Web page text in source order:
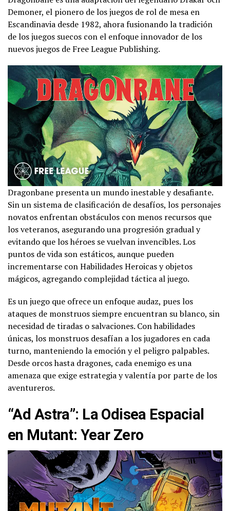
Demoner, el pionero de los juegos de rol de mesa en
Escandinavia desde 1982, ahora fusionando la tradición
de los juegos suecos con el enfoque innovador de los
nuevos juegos de Free League Publishing.
Dragonbane presenta un mundo inestable y desafiante.
Sin un sistema de clasificación de desafíos, los personajes
novatos enfrentan obstáculos con menos recursos que
los veteranos, asegurando una progresión gradual y
evitando que los héroes se vuelvan invencibles. Los
puntos de vida son estáticos, aunque pueden
incrementarse con Habilidades Heroicas y objetos
mágicos, agregando complejidad táctica al juego.
Es un juego que ofrece un enfoque audaz, pues los
ataques de monstruos siempre encuentran su blanco, sin
necesidad de tiradas o salvaciones. Con habilidades
únicas, los monstruos desafían a los jugadores en cada
turno, manteniendo la emoción y el peligro palpables.
Desde orcos hasta dragones, cada enemigo es una
amenaza que exige estrategia y valentía por parte de los
aventureros.
“Ad Astra”: La Odisea Espacial
en Mutant: Year Zero